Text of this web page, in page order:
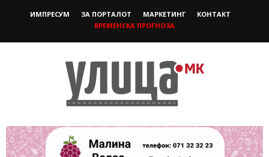
ИМПРЕСУМ ЗА ПОРТАЛОТ МАРКЕТИНГ
КОНТАКТ
ВРЕМЕНСКА ПРОГНОЗА